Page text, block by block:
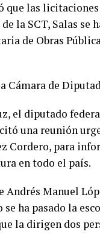
que las
la SCT, Salas se
de Obras
Cámara de
el diputado
una reunión
Cordero, para
en todo el país.
Andrés Manuel
se ha pasado la
la dirigen dos